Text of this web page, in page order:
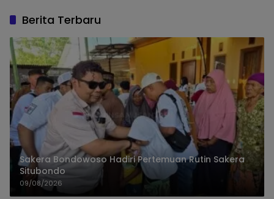
Berita Terbaru
Sakera Bondowoso Hadiri Pertemuan Rutin Sakera
Situbondo
09/08/2026